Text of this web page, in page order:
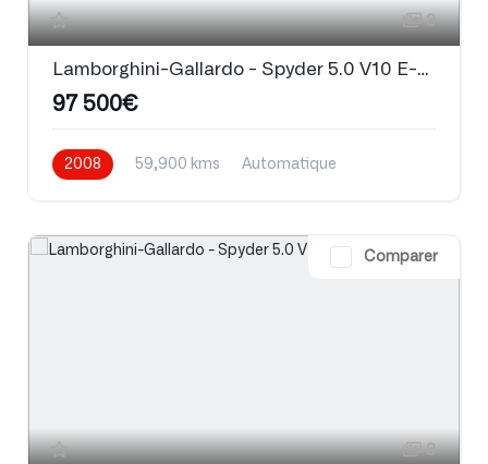
3
Lamborghini-Gallardo - Spyder 5.0 V10 E-Gear
97 500€
2008 59,900 kms
Automatique
Comparer
3